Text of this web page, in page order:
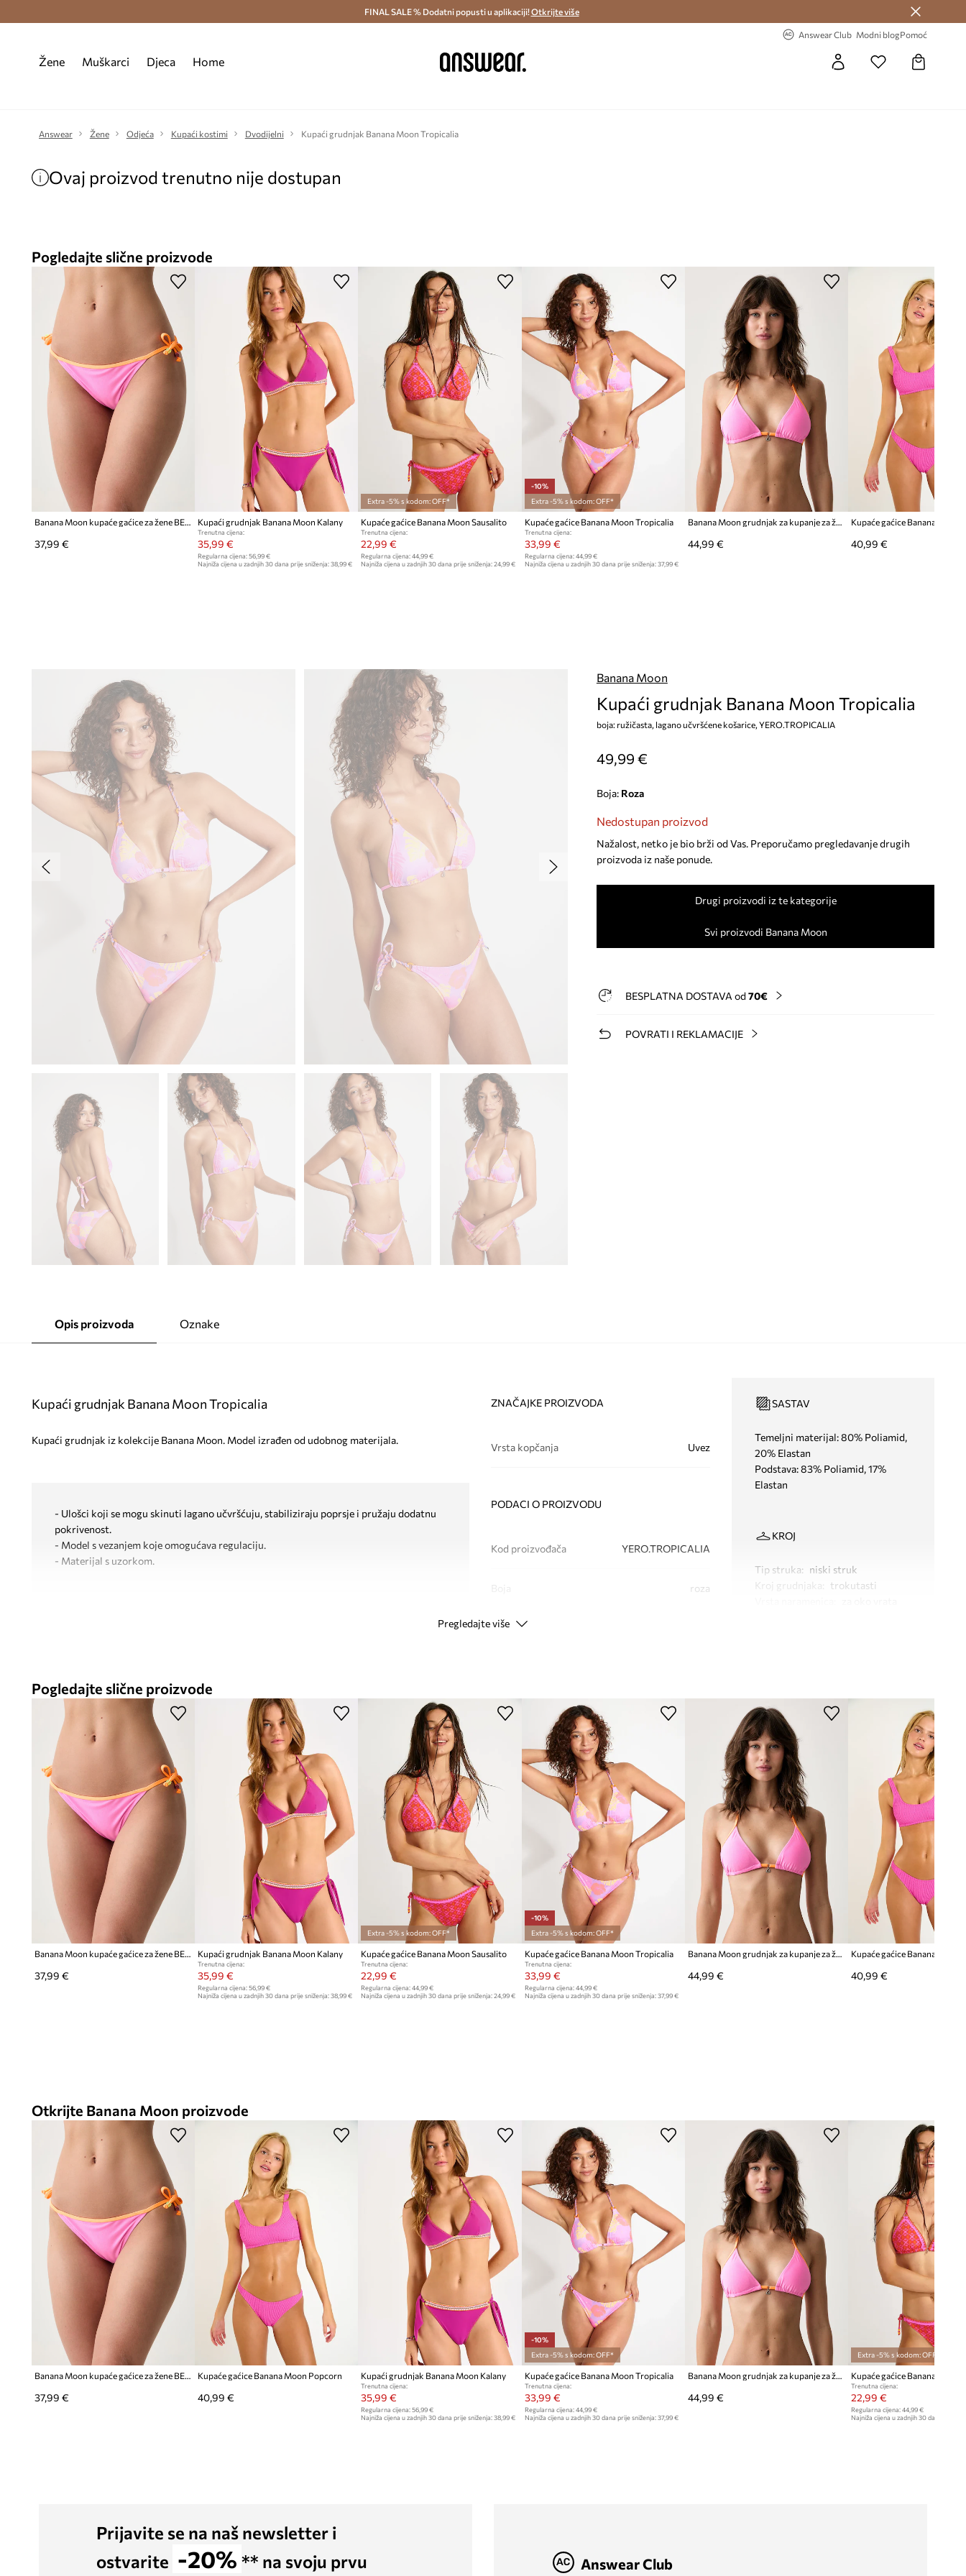
Besplatna dostava i povrat (od 70€) > Dostava u roku 48 sati >
FINAL SALE % Dodatni popusti u aplikaciji!Otkrijte više
Answear Club Modni blogPomoć
Žene Muškarci Djeca Home
Answear Žene Odjeća Kupaći kostimi Dvodijelni Kupaći grudnjak Banana Moon Tropicalia
Ovaj proizvod trenutno nije dostupan
Pogledajte slične proizvode
Banana Moon kupaće gaćice za žene BELLAYA
37,99 €
Kupaći grudnjak Banana Moon Kalany
Trenutna cijena:
35,99 €
Regularna cijena:56,99 €
Najniža cijena u zadnjih 30 dana prije sniženja:38,99 €
Extra -5% s kodom: OFF*
Kupaće gaćice Banana Moon Sausalito
Trenutna cijena:
22,99 €
Regularna cijena: 44,99 €
Najniža cijena u zadnjih 30 dana prije sniženja: 24,99 €
-10%
Extra -5% s kodom: OFF*
Kupaće gaćice Banana Moon Tropicalia
Trenutna cijena:
33,99 €
Regularna cijena: 44,99 €
Najniža cijena u zadnjih 30 dana prije sniženja: 37,99 €
Banana Moon grudnjak za kupanje za žene BELLAYA
44,99 €
Kupaće gaćice Banana Moon
40,99 €
Banana Moon
Kupaći grudnjak Banana Moon Tropicalia
boja: ružičasta, lagano učvršćene košarice, YERO.TROPICALIA
49,99 €
Boja: roza
Nedostupan proizvod
Nažalost, netko je bio brži od Vas. Preporučamo pregledavanje drugih
proizvoda iz naše ponude.
Drugi proizvodi iz te kategorije
Svi proizvodi Banana Moon
BESPLATNA DOSTAVA od 70€
POVRATI I REKLAMACIJE
Opis proizvoda Oznake
Kupaći grudnjak Banana Moon Tropicalia
Kupaći grudnjak iz kolekcije Banana Moon. Model izrađen od udobnog materijala.
- Ulošci koji se mogu skinuti lagano učvršćuju, stabiliziraju poprsje i pružaju dodatnu
pokrivenost.
- Model s vezanjem koje omogućava regulaciju.
- Materijal s uzorkom.
ZNAČAJKE PROIZVODA
Vrsta kopčanja Uvez
PODACI O PROIZVODU
Kod proizvođača YERO.TROPICALIA
roza
Modna marka
SASTAV
Temeljni materijal: 80% Poliamid,
20% Elastan
Podstava: 83% Poliamid, 17%
Elastan
KROJ
Tip struka: niski struk
Kroj grudnjaka
trokutasti
Manja veličina
Preporučamo da odaberete veću veličinu
nego što inače nosite.
Tablica veličina
TEHNIČKI PODACI
Učvršćivanje košarice
lagano
učvršćenje
Pregledajte više
Pogledajte slične proizvode
Banana Moon kupaće gaćice za žene BELLAYA
37,99 €
Kupaći grudnjak Banana Moon Kalany
Trenutna cijena:
35,99 €
Regularna cijena:56,99 €
Najniža cijena u zadnjih 30 dana prije sniženja:38,99 €
Extra -5% s kodom: OFF*
Kupaće gaćice Banana Moon Sausalito
Trenutna cijena:
22,99 €
Regularna cijena: 44,99 €
Najniža cijena u zadnjih 30 dana prije sniženja: 24,99 €
-10%
Extra -5% s kodom: OFF*
Kupaće gaćice Banana Moon Tropicalia
Trenutna cijena:
33,99 €
Regularna cijena: 44,99 €
Najniža cijena u zadnjih 30 dana prije sniženja: 37,99 €
Banana Moon grudnjak za kupanje za žene BELLAYA
44,99 €
Kupaće gaćice Banana Moon
40,99 €
Otkrijte Banana Moon proizvode
Banana Moon kupaće gaćice za žene BELLAYA
37,99 €
Kupaće gaćice Banana Moon Popcorn
40,99 €
Kupaći grudnjak Banana Moon Kalany
Trenutna cijena:
35,99 €
Regularna cijena: 56,99 €
Najniža cijena u zadnjih 30 dana prije sniženja: 38,99 €
-10%
Extra -5% s kodom: OFF*
Kupaće gaćice Banana Moon Tropicalia
Trenutna cijena:
33,99 €
Regularna cijena: 44,99 €
Najniža cijena u zadnjih 30 dana prije sniženja: 37,99 €
Banana Moon grudnjak za kupanje za žene BELLAYA
44,99 €
Extra -5% s kodom: OFF*
Kupaće gaćice Banana Moon
Trenutna cijena:
22,99 €
Regularna cijena: 44,99 €
Najniža cijena u zadnjih 30 dana prije
Prijavite se na naš newsletter i
ostvarite -20% ** na svoju prvu
Answear Club